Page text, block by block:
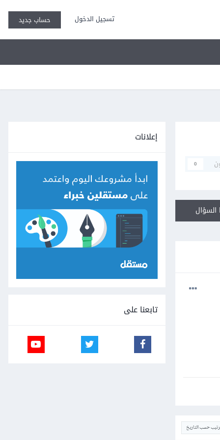
تسجيل الدخول حساب جديد
0
حسب التاريخ
إعلانات
تابعنا على